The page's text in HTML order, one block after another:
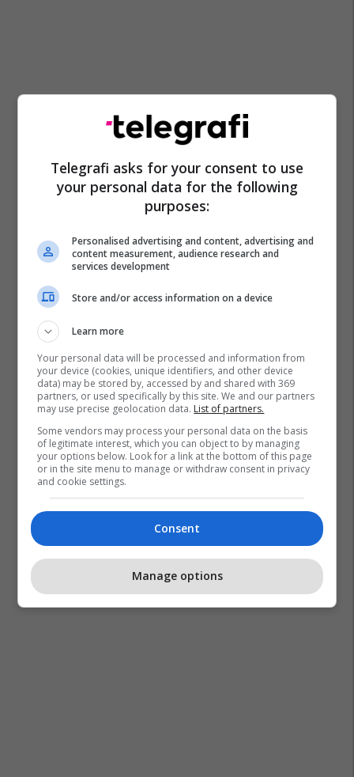
Telegrafi asks for your consent to use
your personal data for the following
purposes:
Personalised advertising and content, advertising and
content measurement, audience research and
services development
Store and/or access information on a device
Learn more
Your personal data will be processed and information from
your device (cookies, unique identifiers, and other device
data) may be stored by, accessed by and shared with 369
partners, or used specifically by this site. We and our partners
may use precise geolocation data. List of partners.
Some vendors may process your personal data on the basis
of legitimate interest, which you can object to by managing
your options below. Look for a link at the bottom of this page
or in the site menu to manage or withdraw consent in privacy
and cookie settings.
Consent
Manage options